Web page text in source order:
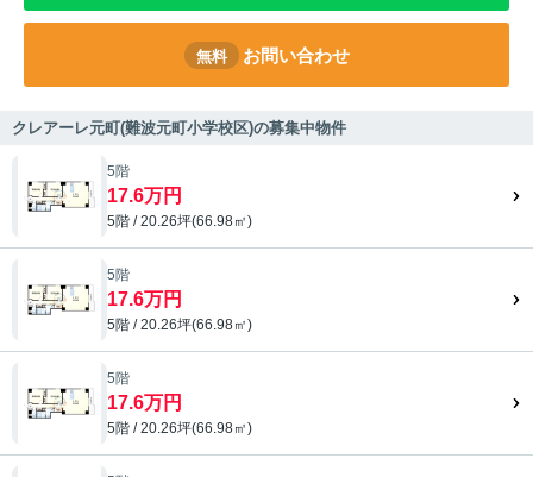
無料 お問い合わせ
クレアーレ元町(難波元町小学校区)の募集中物件
5階
17.6万円
5階 / 20.26坪(66.98㎡)
5階
17.6万円
5階 / 20.26坪(66.98㎡)
5階
17.6万円
5階 / 20.26坪(66.98㎡)